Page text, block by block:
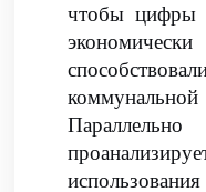
чтобы цифры